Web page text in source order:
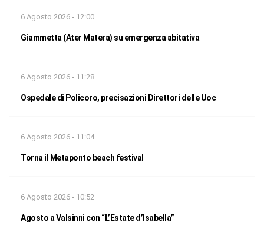
6 Agosto 2026 - 12:00
Giammetta (Ater Matera) su emergenza abitativa
6 Agosto 2026 - 11:28
Ospedale di Policoro, precisazioni Direttori delle Uoc
6 Agosto 2026 - 11:04
Torna il Metaponto beach festival
6 Agosto 2026 - 10:52
Agosto a Valsinni con “L’Estate d’Isabella”